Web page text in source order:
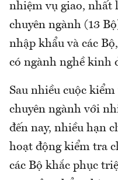
nhiệm vụ giao, nhất
chuyên ngành (13
nhập khẩu và các
có ngành nghề kinh
Sau nhiều cuộc
chuyên ngành với
đến nay, nhiều hạn
hoạt động kiểm tra
các Bộ khắc phục